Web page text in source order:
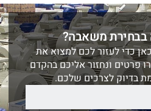
בבחירת משאבה?
כדי לעזור לכם למצוא את
פרטים ונחזור אליכם בהקדם
בדיוק לצרכים שלכם.